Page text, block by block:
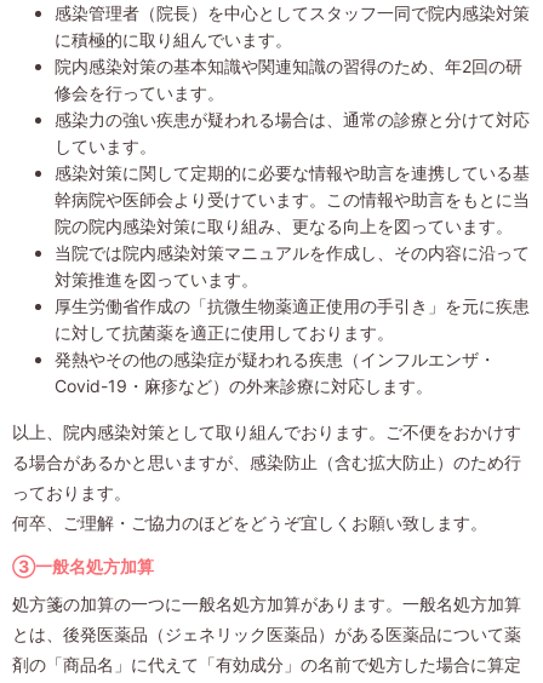
感染管理者（院長）を中心としてスタッフ一同で院内感染対策
に積極的に取り組んでいます。
院内感染対策の基本知識や関連知識の習得のため、年2回の研
修会を行っています。
感染力の強い疾患が疑われる場合は、通常の診療と分けて対応
しています。
感染対策に関して定期的に必要な情報や助言を連携している基
幹病院や医師会より受けています。この情報や助言をもとに当
院の院内感染対策に取り組み、更なる向上を図っています。
当院では院内感染対策マニュアルを作成し、その内容に沿って
対策推進を図っています。
厚生労働省作成の「抗微生物薬適正使用の手引き」を元に疾患
に対して抗菌薬を適正に使用しております。
発熱やその他の感染症が疑われる疾患（インフルエンザ・
Covid-19・麻疹など）の外来診療に対応します。
以上、院内感染対策として取り組んでおります。ご不便をおかけす
る場合があるかと思いますが、感染防止（含む拡大防止）のため行
っております。
何卒、ご理解・ご協力のほどをどうぞ宜しくお願い致します。
③一般名処方加算
処方箋の加算の一つに一般名処方加算があります。一般名処方加算
とは、後発医薬品（ジェネリック医薬品）がある医薬品について薬
剤の「商品名」に代えて「有効成分」の名前で処方した場合に算定